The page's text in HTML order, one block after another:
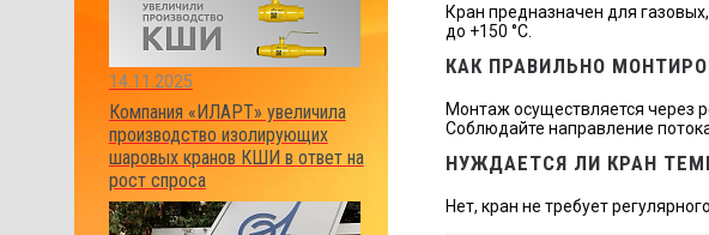
14.11.2025
Компания «ИЛАРТ» увеличила
производство изолирующих
шаровых кранов КШИ в ответ на
рост спроса
Кран предназначен для
до +150 °С.
КАК ПРАВИЛЬНО
Монтаж осуществляется через
Соблюдайте направление
НУЖДАЕТСЯ ЛИ КРАН
Нет, кран не требует